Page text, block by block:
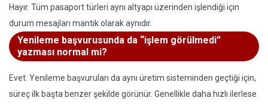
Hayır. Tüm pasaport türleri aynı altyapı üzerinden işlendiği için
durum mesajları mantık olarak aynıdır.
Yenileme başvurusunda da “işlem görülmedi”
yazması normal mi?
Evet. Yenileme başvuruları da aynı üretim sisteminden geçtiği için,
süreç ilk başta benzer şekilde görünür. Genellikle daha hızlı ilerlese